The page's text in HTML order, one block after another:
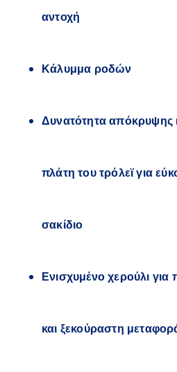
αντοχή
Κάλυμμα ροδών
Δυνατότητα
πλάτη του τρόλεϊ για
σακίδιο
Ενισχυμένο χερούλι
και ξεκούραστη